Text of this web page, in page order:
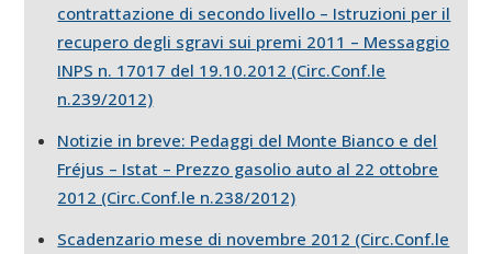
contrattazione di secondo livello – Istruzioni per il
recupero degli sgravi sui premi 2011 – Messaggio
INPS n. 17017 del 19.10.2012 (Circ.Conf.le
n.239/2012)
Notizie in breve: Pedaggi del Monte Bianco e del
Fréjus – Istat – Prezzo gasolio auto al 22 ottobre
2012 (Circ.Conf.le n.238/2012)
Scadenzario mese di novembre 2012 (Circ.Conf.le